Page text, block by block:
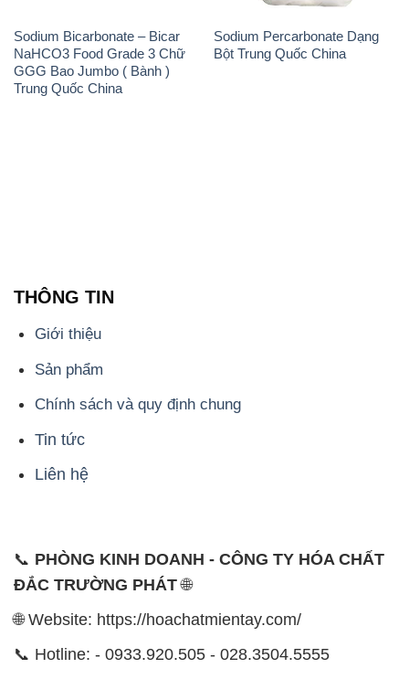
Sodium Bicarbonate – Bicar
NaHCO3 Food Grade 3 Chữ
GGG Bao Jumbo ( Bành )
Trung Quốc China
Sodium Percarbonate Dạng
Bột Trung Quốc China
THÔNG TIN
Giới thiệu
Sản phẩm
Chính sách và quy định chung
Tin tức
Liên hệ
📞 PHÒNG KINH DOANH - CÔNG TY HÓA CHẤT
ĐẮC TRƯỜNG PHÁT🌐
🌐 Website: https://hoachatmientay.com/
📞 Hotline: - 0933.920.505 - 028.3504.5555